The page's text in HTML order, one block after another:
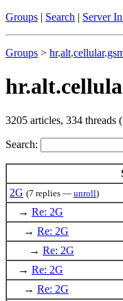
Groups | Search | Server
Groups > hr.alt.cellular.
3205 articles, 334
Search:
2G (7 replies — unroll)
→ Re: 2G
→ Re: 2G
→ Re: 2G
→ Re: 2G
→ Re: 2G